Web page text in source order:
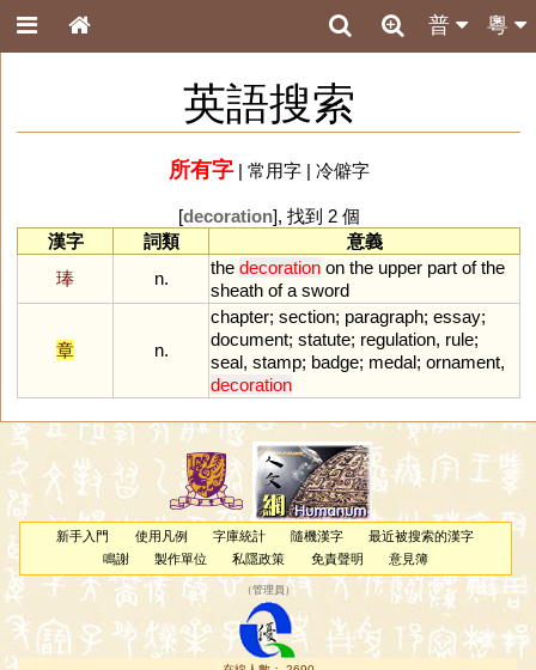
粵
普
英語搜索
所有字| 常用字| 冷僻字
[decoration], 找到 2 個
漢字
詞類
意義
琫
n.
the decoration on the upper part of the
sheath of a sword
章 n.
chapter; section; paragraph; essay;
document; statute; regulation, rule;
seal, stamp; badge; medal; ornament,
decoration
新手入門 使用凡例 字庫統計 隨機漢字
最近被搜索的漢字
鳴謝
製作單位 私隱政策 免責聲明 意見簿
（管理員 ）